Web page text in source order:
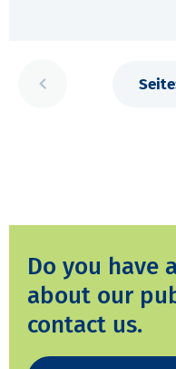
Do you have
about our
contact us.